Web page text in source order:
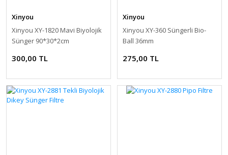
Xinyou
Xinyou XY-1820 Mavi Biyolojik
Sünger 90*30*2cm
300,00 TL
Xinyou
Xinyou XY-360 Süngerli Bio-
Ball 36mm
275,00 TL